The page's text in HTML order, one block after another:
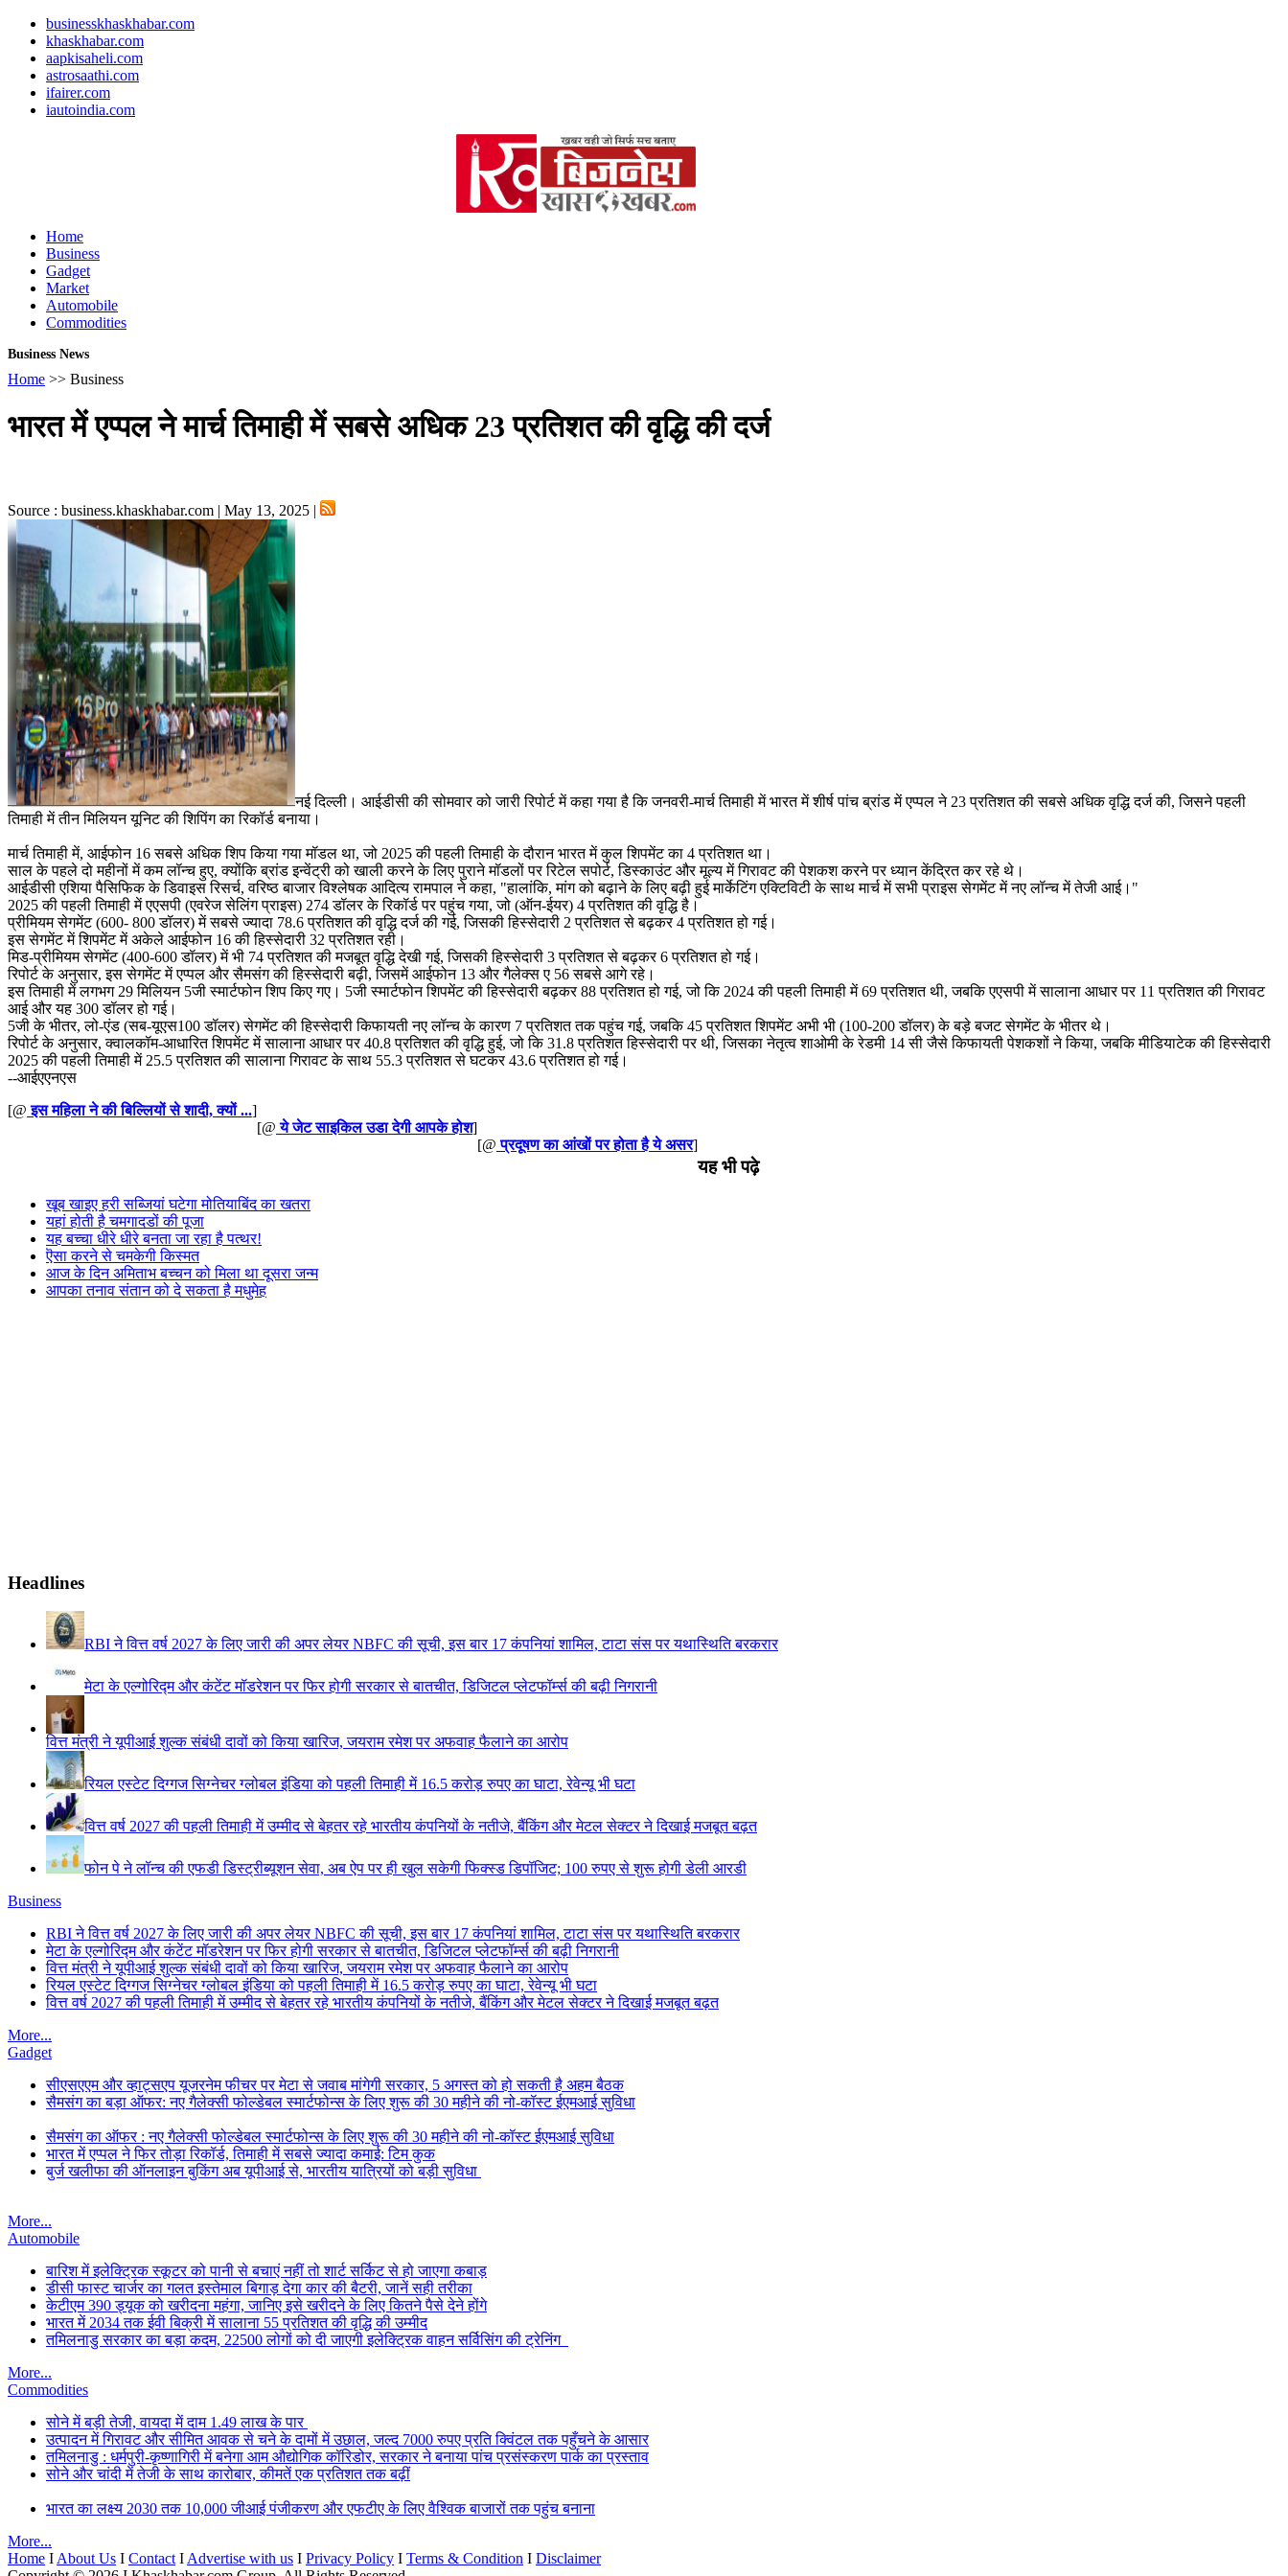
businesskhaskhabar.com
khaskhabar.com
aapkisaheli.com
astrosaathi.com
ifairer.com
iautoindia.com
Home
Business
Gadget
Market
Automobile
Commodities
Business News
Home >> Business
भारत में एप्पल ने मार्च तिमाही में सबसे अधिक 23 प्रतिशत की वृद्धि की दर्ज
Source : business.khaskhabar.com | May 13, 2025 |
नई दिल्ली। आईडीसी की सोमवार को जारी रिपोर्ट में कहा गया है कि जनवरी-मार्च तिमाही में भारत में शीर्ष पांच ब्रांड में एप्पल ने 23 प्रतिशत की सबसे अधिक वृद्धि दर्ज की, जिसने पहली
तिमाही में तीन मिलियन यूनिट की शिपिंग का रिकॉर्ड बनाया।
मार्च तिमाही में, आईफोन 16 सबसे अधिक शिप किया गया मॉडल था, जो 2025 की पहली तिमाही के दौरान भारत में कुल शिपमेंट का 4 प्रतिशत था।
साल के पहले दो महीनों में कम लॉन्च हुए, क्योंकि ब्रांड इन्वेंट्री को खाली करने के लिए पुराने मॉडलों पर रिटेल सपोर्ट, डिस्काउंट और मूल्य में गिरावट की पेशकश करने पर ध्यान केंद्रित कर रहे थे।
आईडीसी एशिया पैसिफिक के डिवाइस रिसर्च, वरिष्ठ बाजार विश्लेषक आदित्य रामपाल ने कहा, "हालांकि, मांग को बढ़ाने के लिए बढ़ी हुई मार्केटिंग एक्टिविटी के साथ मार्च में सभी प्राइस सेगमेंट में नए लॉन्च में तेजी आई।"
2025 की पहली तिमाही में एएसपी (एवरेज सेलिंग प्राइस) 274 डॉलर के रिकॉर्ड पर पहुंच गया, जो (ऑन-ईयर) 4 प्रतिशत की वृद्धि है।
प्रीमियम सेगमेंट (600- 800 डॉलर) में सबसे ज्यादा 78.6 प्रतिशत की वृद्धि दर्ज की गई, जिसकी हिस्सेदारी 2 प्रतिशत से बढ़कर 4 प्रतिशत हो गई।
इस सेगमेंट में शिपमेंट में अकेले आईफोन 16 की हिस्सेदारी 32 प्रतिशत रही।
मिड-प्रीमियम सेगमेंट (400-600 डॉलर) में भी 74 प्रतिशत की मजबूत वृद्धि देखी गई, जिसकी हिस्सेदारी 3 प्रतिशत से बढ़कर 6 प्रतिशत हो गई।
रिपोर्ट के अनुसार, इस सेगमेंट में एप्पल और सैमसंग की हिस्सेदारी बढ़ी, जिसमें आईफोन 13 और गैलेक्स ए 56 सबसे आगे रहे।
इस तिमाही में लगभग 29 मिलियन 5जी स्मार्टफोन शिप किए गए। 5जी स्मार्टफोन शिपमेंट की हिस्सेदारी बढ़कर 88 प्रतिशत हो गई, जो कि 2024 की पहली तिमाही में 69 प्रतिशत थी, जबकि एएसपी में सालाना आधार पर 11 प्रतिशत की गिरावट
आई और यह 300 डॉलर हो गई।
5जी के भीतर, लो-एंड (सब-यूएस100 डॉलर) सेगमेंट की हिस्सेदारी किफायती नए लॉन्च के कारण 7 प्रतिशत तक पहुंच गई, जबकि 45 प्रतिशत शिपमेंट अभी भी (100-200 डॉलर) के बड़े बजट सेगमेंट के भीतर थे।
रिपोर्ट के अनुसार, क्वालकॉम-आधारित शिपमेंट में सालाना आधार पर 40.8 प्रतिशत की वृद्धि हुई, जो कि 31.8 प्रतिशत हिस्सेदारी पर थी, जिसका नेतृत्व शाओमी के रेडमी 14 सी जैसे किफायती पेशकशों ने किया, जबकि मीडियाटेक की हिस्सेदारी
2025 की पहली तिमाही में 25.5 प्रतिशत की सालाना गिरावट के साथ 55.3 प्रतिशत से घटकर 43.6 प्रतिशत हो गई।
--आईएएनएस
[@ इस महिला ने की बिल्लियों से शादी, क्यों ...]
[@ ये जेट साइकिल उडा देगी आपके होश]
[@ प्रदूषण का आंखों पर होता है ये असर]
यह भी पढ़े
खूब खाइए हरी सब्जियां घटेगा मोतियाबिंद का खतरा
यहां होती है चमगादडों की पूजा
यह बच्चा धीरे धीरे बनता जा रहा है पत्थर!
ऎसा करने से चमकेगी किस्मत
आज के दिन अमिताभ बच्चन को मिला था दूसरा जन्म
आपका तनाव संतान को दे सकता है मधुमेह
Headlines
RBI ने वित्त वर्ष 2027 के लिए जारी की अपर लेयर NBFC की सूची, इस बार 17 कंपनियां शामिल, टाटा संस पर यथास्थिति बरकरार
मेटा के एल्गोरिद्म और कंटेंट मॉडरेशन पर फिर होगी सरकार से बातचीत, डिजिटल प्लेटफॉर्म्स की बढ़ी निगरानी
वित्त मंत्री ने यूपीआई शुल्क संबंधी दावों को किया खारिज, जयराम रमेश पर अफवाह फैलाने का आरोप
रियल एस्टेट दिग्गज सिग्नेचर ग्लोबल इंडिया को पहली तिमाही में 16.5 करोड़ रुपए का घाटा, रेवेन्यू भी घटा
वित्त वर्ष 2027 की पहली तिमाही में उम्मीद से बेहतर रहे भारतीय कंपनियों के नतीजे, बैंकिंग और मेटल सेक्टर ने दिखाई मजबूत बढ़त
फोन पे ने लॉन्च की एफडी डिस्ट्रीब्यूशन सेवा, अब ऐप पर ही खुल सकेगी फिक्स्ड डिपॉजिट; 100 रुपए से शुरू होगी डेली आरडी
Business
RBI ने वित्त वर्ष 2027 के लिए जारी की अपर लेयर NBFC की सूची, इस बार 17 कंपनियां शामिल, टाटा संस पर यथास्थिति बरकरार
मेटा के एल्गोरिद्म और कंटेंट मॉडरेशन पर फिर होगी सरकार से बातचीत, डिजिटल प्लेटफॉर्म्स की बढ़ी निगरानी
वित्त मंत्री ने यूपीआई शुल्क संबंधी दावों को किया खारिज, जयराम रमेश पर अफवाह फैलाने का आरोप
रियल एस्टेट दिग्गज सिग्नेचर ग्लोबल इंडिया को पहली तिमाही में 16.5 करोड़ रुपए का घाटा, रेवेन्यू भी घटा
वित्त वर्ष 2027 की पहली तिमाही में उम्मीद से बेहतर रहे भारतीय कंपनियों के नतीजे, बैंकिंग और मेटल सेक्टर ने दिखाई मजबूत बढ़त
More...
Gadget
सीएसएएम और व्हाट्सएप यूजरनेम फीचर पर मेटा से जवाब मांगेगी सरकार, 5 अगस्त को हो सकती है अहम बैठक
सैमसंग का बड़ा ऑफर: नए गैलेक्सी फोल्डेबल स्मार्टफोन्स के लिए शुरू की 30 महीने की नो-कॉस्ट ईएमआई सुविधा
सैमसंग का ऑफर : नए गैलेक्सी फोल्डेबल स्मार्टफोन्स के लिए शुरू की 30 महीने की नो-कॉस्ट ईएमआई सुविधा
भारत में एप्पल ने फिर तोड़ा रिकॉर्ड, तिमाही में सबसे ज्यादा कमाई: टिम कुक
बुर्ज खलीफा की ऑनलाइन बुकिंग अब यूपीआई से, भारतीय यात्रियों को बड़ी सुविधा
More...
Automobile
बारिश में इलेक्ट्रिक स्कूटर को पानी से बचाएं नहीं तो शार्ट सर्किट से हो जाएगा कबाड़
डीसी फास्ट चार्जर का गलत इस्तेमाल बिगाड़ देगा कार की बैटरी, जानें सही तरीका
केटीएम 390 ड्यूक को खरीदना महंगा, जानिए इसे खरीदने के लिए कितने पैसे देने होंगे
भारत में 2034 तक ईवी बिक्री में सालाना 55 प्रतिशत की वृद्धि की उम्मीद
तमिलनाडु सरकार का बड़ा कदम, 22500 लोगों को दी जाएगी इलेक्ट्रिक वाहन सर्विसिंग की ट्रेनिंग
More...
Commodities
सोने में बड़ी तेजी, वायदा में दाम 1.49 लाख के पार
उत्पादन में गिरावट और सीमित आवक से चने के दामों में उछाल, जल्द 7000 रुपए प्रति क्विंटल तक पहुँचने के आसार
तमिलनाडु : धर्मपुरी-कृष्णागिरी में बनेगा आम औद्योगिक कॉरिडोर, सरकार ने बनाया पांच प्रसंस्करण पार्क का प्रस्ताव
सोने और चांदी में तेजी के साथ कारोबार, कीमतें एक प्रतिशत तक बढ़ीं
भारत का लक्ष्य 2030 तक 10,000 जीआई पंजीकरण और एफटीए के लिए वैश्विक बाजारों तक पहुंच बनाना
More...
Home I About Us I Contact I Advertise with us I Privacy Policy I Terms & Condition I Disclaimer